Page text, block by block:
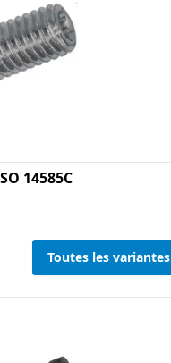
14585C
Toutes les variantes